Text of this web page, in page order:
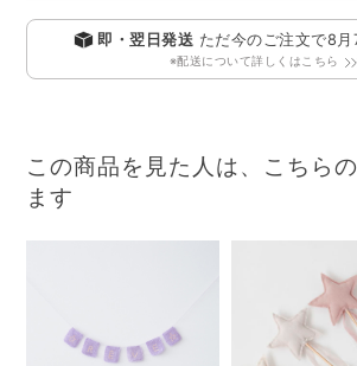
即・翌日発送 ただ今のご注文で8月
※配送について詳しくはこちら
この商品を見た人は、こちら
ます